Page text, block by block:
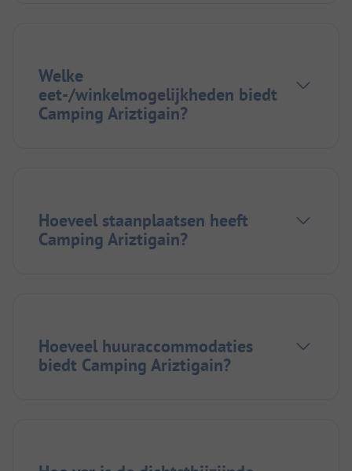
Welke
eet-/winkelmogelijkheden biedt
Camping Ariztigain?
Hoeveel staanplaatsen heeft
Camping Ariztigain?
Hoeveel huuraccommodaties
biedt Camping Ariztigain?